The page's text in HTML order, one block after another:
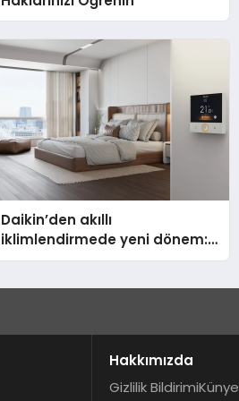
Daikin’den akıllı
iklimlendirmede yeni dönem:
Madoka Plus Türkiye’de
teknolojilerle donatılmış son
modeli VRV kontrol ünitesi
Madoka Plus Türkiye’de satışa
sunuldu. Tam dokunmatik
Hakkımızda
Gizlilik BildirimiKünye